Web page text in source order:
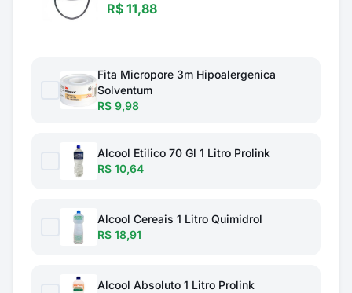
R$ 11,88
Fita Micropore 3m Hipoalergenica
Solventum
R$ 9,98
Alcool Etilico 70 Gl 1 Litro Prolink
R$ 10,64
Alcool Cereais 1 Litro Quimidrol
R$ 18,91
Alcool Absoluto 1 Litro Prolink